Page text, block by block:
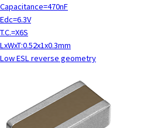
Capacitance=470nF
Edc=6.3V
T.C.=X6S
LxWxT:0.52x1x0.3mm
Low ESL reverse geometry